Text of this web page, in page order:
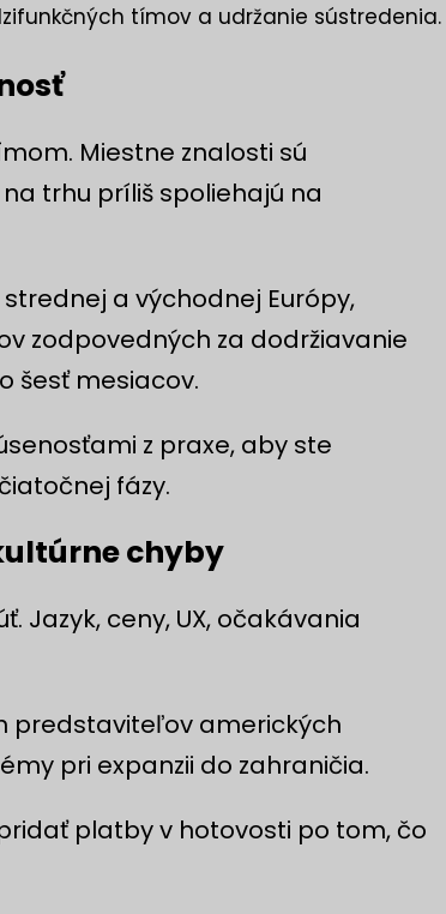
tímov a udržanie sústredenia.
Miestne znalosti sú
trhu príliš spoliehajú na
a východnej Európy,
zodpovedných za dodržiavanie
šesť mesiacov.
z praxe, aby ste
fázy.
chyby
Jazyk, ceny, UX, očakávania
predstaviteľov amerických
pri expanzii do zahraničia.
platby v hotovosti po tom, čo